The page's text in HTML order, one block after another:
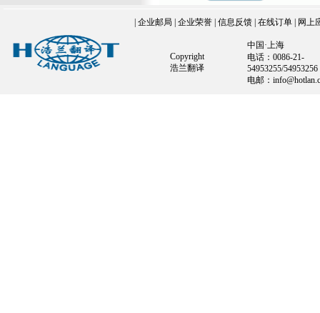
企业邮局 企业荣誉 信息反馈 在线订单 网上
Copyright
浩兰翻译
中国·上海
电话：0086-21-
54953255/54953256
电邮：